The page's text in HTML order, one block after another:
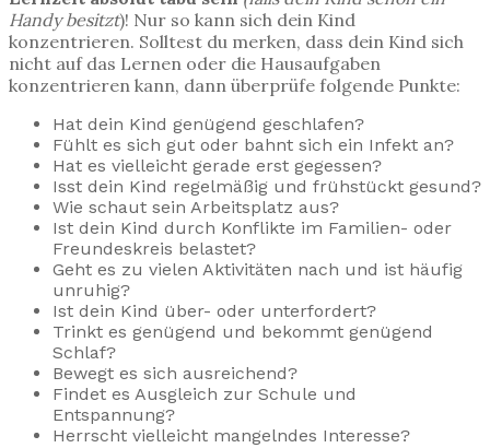
Handy besitzt)! Nur so kann sich dein Kind
konzentrieren. Solltest du merken, dass dein Kind sich
nicht auf das Lernen oder die Hausaufgaben
konzentrieren kann, dann überprüfe folgende Punkte:
Hat dein Kind genügend geschlafen?
Fühlt es sich gut oder bahnt sich ein Infekt an?
Hat es vielleicht gerade erst gegessen?
Isst dein Kind regelmäßig und frühstückt gesund?
Wie schaut sein Arbeitsplatz aus?
Ist dein Kind durch Konflikte im Familien- oder
Freundeskreis belastet?
Geht es zu vielen Aktivitäten nach und ist häufig
unruhig?
Ist dein Kind über- oder unterfordert?
Trinkt es genügend und bekommt genügend
Schlaf?
Bewegt es sich ausreichend?
Findet es Ausgleich zur Schule und
Entspannung?
Herrscht vielleicht mangelndes Interesse?